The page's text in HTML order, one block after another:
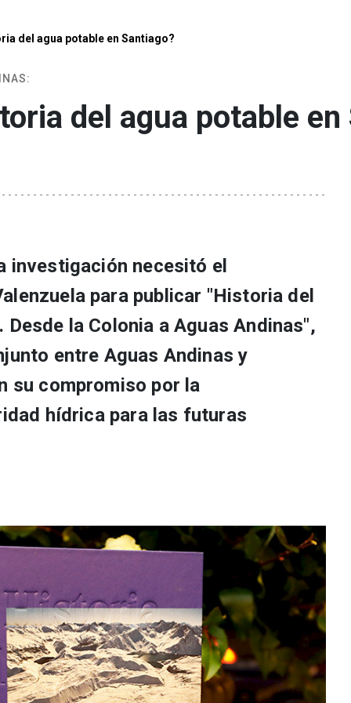
del agua potable en Santiago?
del agua potable en
investigación necesitó el
para publicar "Historia del
la Colonia a Aguas Andinas",
entre Aguas Andinas y
su compromiso por la
hídrica para las futuras